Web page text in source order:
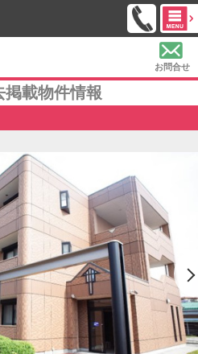
お問合せ
掲載物件情報